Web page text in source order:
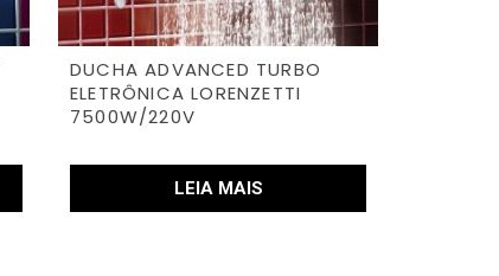
DUCHA ADVANCED TURBO
ELETRÔNICA LORENZETTI
7500W/220V
LEIA MAIS